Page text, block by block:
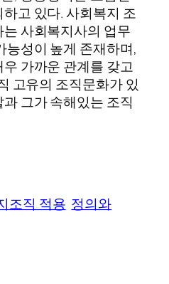
고 있다. 사회복지 조
사회복지사의 업무
능성이 높게 존재하며,
가까운 관계를 갖고
고유의 조직문화가 있
그가 속해있는 조직
조직 적용 정의와